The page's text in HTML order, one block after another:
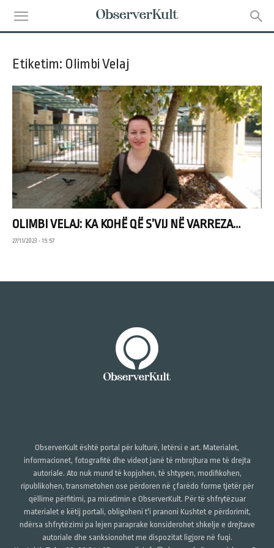
Etiketim: Olimbi Velaj
OLIMBI VELAJ: KA KOHË QË S’VIJ NË VARREZA…
27/11/2023 • 15:57
ObserverKult është portal për kulturë, letërsi e art. Materialet,
informacionet, fotografitë dhe videot janë të mbrojtura me të drejta
autoriale. Ato nuk mund të kopjohen, të shtypen, modifikohen,
ripublikohen, transmetohen ose përdoren në çfarëdo forme tjetër për
qëllime përfitimi, pa miratimin e ObserverKult. Për të shfrytëzuar
materialet e këtij portali, obligoheni t'i pranoni Kushtet e përdorimit,
ndërsa shfrytëzimi pa lejen paraprake konsiderohet shkelje e drejtave
autoriale dhe sanksionohet me dispozitat ligjore në fuqi.